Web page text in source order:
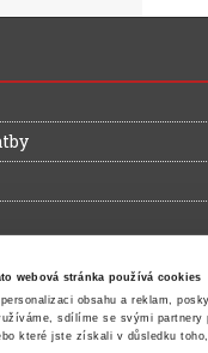
webová stránka používá cookies
personalizaci obsahu a reklam,
sdílíme se svými partnery
které jste získali v důsledku